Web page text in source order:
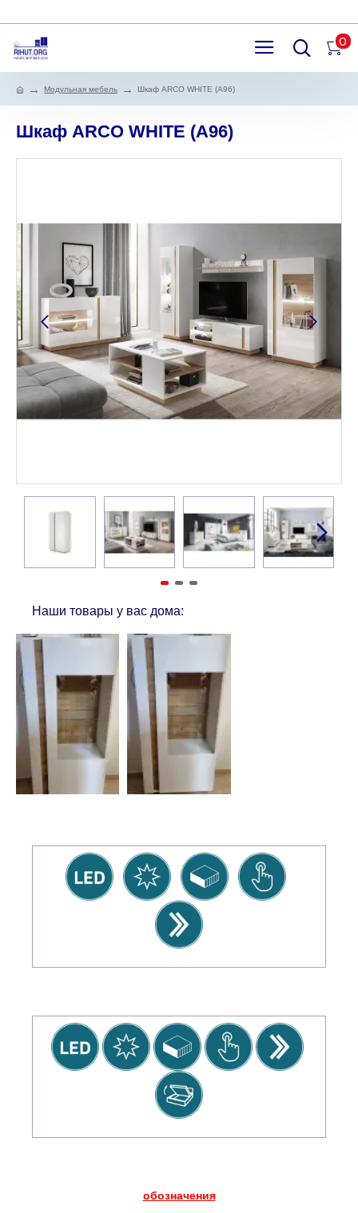
0
Модульная мебель Шкаф ARCO WHITE (A96)
Шкаф ARCO WHITE (A96)
Наши товары у вас дома:
обозначения